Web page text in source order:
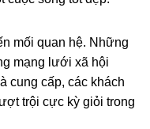
mối quan hệ. Những
mạng lưới xã hội
cung cấp, các khách
trội cực kỳ giỏi trong